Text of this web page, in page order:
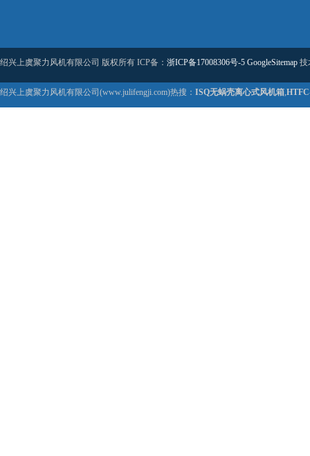
绍兴上虞聚力风机有限公司 版权所有 ICP备： 浙ICP备17008306号-5 GoogleSitemap 技
绍兴上虞聚力风机有限公司(www.julifengji.com)热搜： ISQ无蜗壳离心式风机箱,